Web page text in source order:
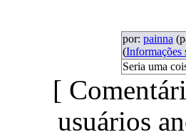
por: painna
(Informações
Seria uma
[
usuários